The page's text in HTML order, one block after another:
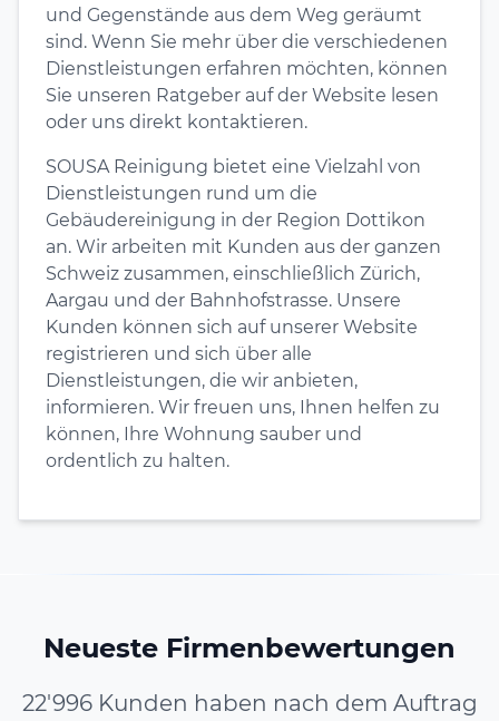
und Gegenstände aus dem Weg geräumt
sind. Wenn Sie mehr über die verschiedenen
Dienstleistungen erfahren möchten, können
Sie unseren Ratgeber auf der Website lesen
oder uns direkt kontaktieren.
SOUSA Reinigung bietet eine Vielzahl von
Dienstleistungen rund um die
Gebäudereinigung in der Region Dottikon
an. Wir arbeiten mit Kunden aus der ganzen
Schweiz zusammen, einschließlich Zürich,
Aargau und der Bahnhofstrasse. Unsere
Kunden können sich auf unserer Website
registrieren und sich über alle
Dienstleistungen, die wir anbieten,
informieren. Wir freuen uns, Ihnen helfen zu
können, Ihre Wohnung sauber und
ordentlich zu halten.
Neueste Firmenbewertungen
22'996 Kunden haben nach dem Auftrag